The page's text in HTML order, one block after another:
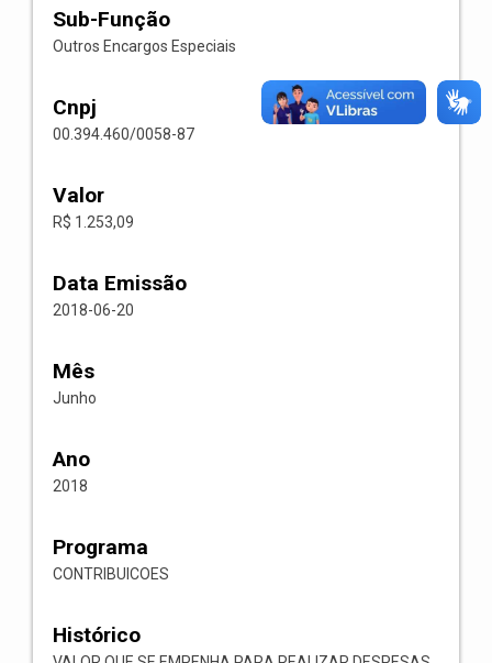
Sub-Função
Outros Encargos Especiais
Cnpj
00.394.460/0058-87
Valor
R$ 1.253,09
Data Emissão
2018-06-20
Mês
Junho
Ano
2018
Programa
CONTRIBUICOES
Histórico